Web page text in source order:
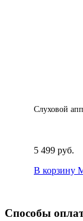
Слуховой
5 499 руб.
В корзину
Способы